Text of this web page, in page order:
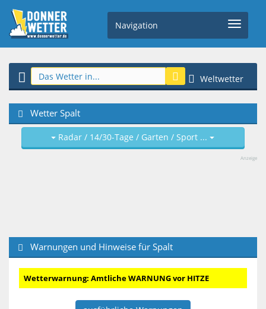
Navigation
Weltwetter
Wetter Spalt
Radar / 14/30-Tage / Garten / Sport ...
Anzeige
Warnungen und Hinweise für Spalt
Wetterwarnung: Amtliche WARNUNG vor HITZE